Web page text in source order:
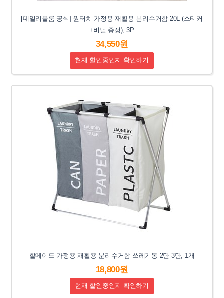
[데일리블룸 공식] 원터치 가정용 재활용 분리수거함 20L (스티커
+비닐 증정), 3P
34,550원
현재 할인중인지 확인하기
할메이드 가정용 재활용 분리수거함 쓰레기통 2단 3단, 1개
18,800원
현재 할인중인지 확인하기